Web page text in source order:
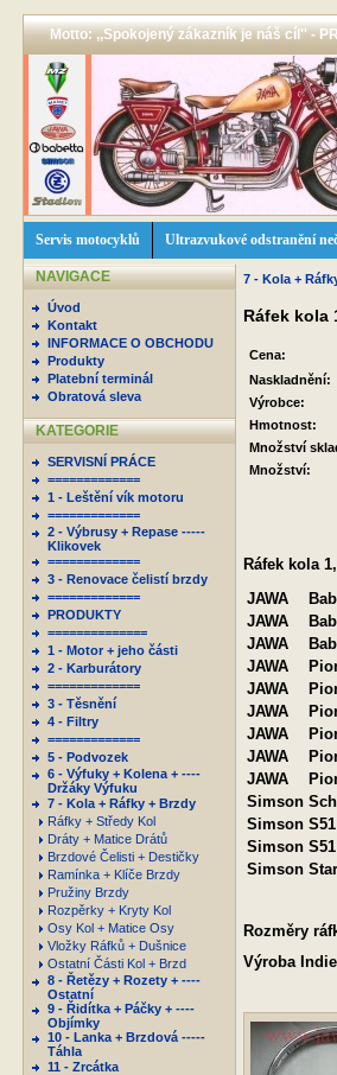
Motto: ,,Spokojený zákazník je náš cíl'' -
Servis motocyklů Ultrazvukové odstranění
NAVIGACE
Úvod
Kontakt
INFORMACE O OBCHODU
Produkty
Platební terminál
Obratová sleva
KATEGORIE
SERVISNÍ PRÁCE
=============
1 - Leštění vík motoru
=============
2 - Výbrusy + Repase -----
Klikovek
=============
3 - Renovace čelistí brzdy
=============
PRODUKTY
==============
1 - Motor + jeho části
2 - Karburátory
=============
3 - Těsnění
4 - Filtry
=============
5 - Podvozek
6 - Výfuky + Kolena + ----
Držáky Výfuku
7 - Kola + Ráfky + Brzdy
Ráfky + Středy Kol
Dráty + Matice Drátů
Brzdové Čelisti + Destičky
Ramínka + Klíče Brzdy
Pružiny Brzdy
Rozpěrky + Kryty Kol
Osy Kol + Matice Osy
Vložky Ráfků + Dušnice
Ostatní Části Kol + Brzd
8 - Řetězy + Rozety + ----
Ostatní
9 - Řidítka + Páčky + ----
Objímky
10 - Lanka + Brzdová -----
Táhla
11 - Zrcátka
7 - Kola +
Ráfek kola
Cena:
Naskladnění:
Výrobce:
Hmotnost:
Množství
Množství:
Ráfek kola
JAWA
JAWA
JAWA
JAWA
JAWA
JAWA
JAWA
JAWA
JAWA
Simson
Simson
Simson
Simson Star
Rozměry
Výroba